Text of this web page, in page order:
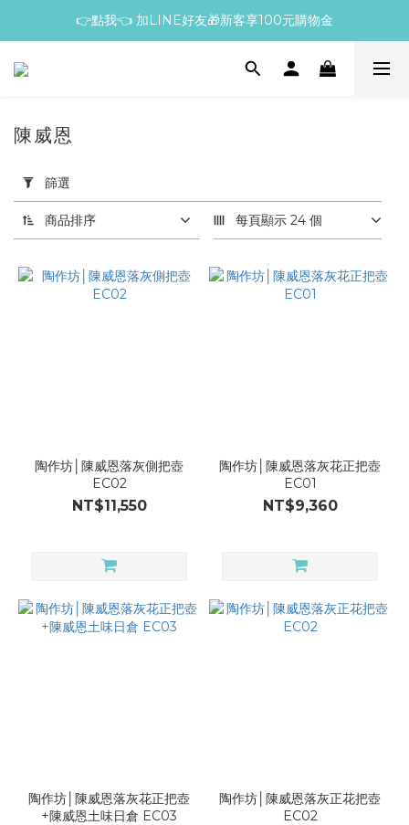
👉點我👈 加LINE好友🎁新客享100元購物金
用
篩
選
(0/20)
價格
陳威恩
篩選
商品排序 每頁顯示 24 個
陶作坊│陳威恩落灰側把壺
EC02
NT$11,550
陶作坊│陳威恩落灰花正把壺
EC01
NT$9,360
陶作坊│陳威恩落灰花正把壺
+陳威恩土味日倉 EC03
陶作坊│陳威恩落灰正花把壺
EC02